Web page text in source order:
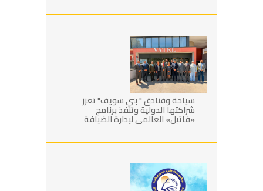
سياحة وفنادق " بني سويف" تعزز
شراكتها الدولية وتنفذ برنامج
«فاتيل» العالمي لإدارة الضيافة